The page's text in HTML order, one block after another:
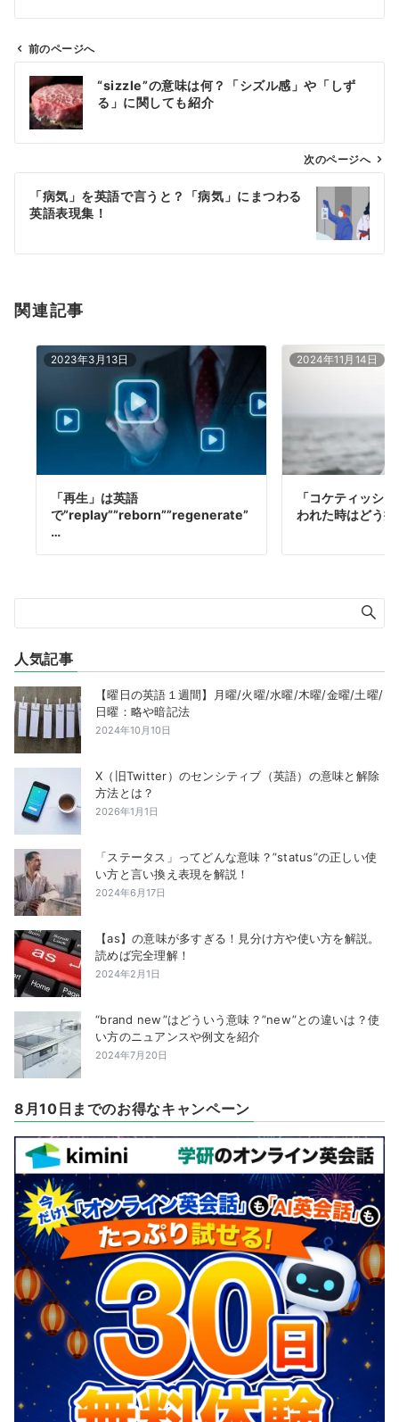
ン
前のページへ
“sizzle”の意味は何？「シズル感」や「しず
る」に関しても紹介
次のページへ
「病気」を英語で言うと？「病気」にまつわる
英語表現集！
関連記事
2023年3月13日
「再生」は英語
で”replay””reborn””regenerate”
…
2024年11月14日
「コケティッシ
われた時はどう
人気記事
【曜日の英語１週間】月曜/火曜/水曜/木曜/金曜/土曜/
日曜：略や暗記法
2024年10月10日
X（旧Twitter）のセンシティブ（英語）の意味と解除
方法とは？
2026年1月1日
「ステータス」ってどんな意味？”status”の正しい使
い方と言い換え表現を解説！
2024年6月17日
【as】の意味が多すぎる！見分け方や使い方を解説。
読めば完全理解！
2024年2月1日
“brand new”はどういう意味？”new”との違いは？使
い方のニュアンスや例文を紹介
2024年7月20日
8月10日までのお得なキャンペーン